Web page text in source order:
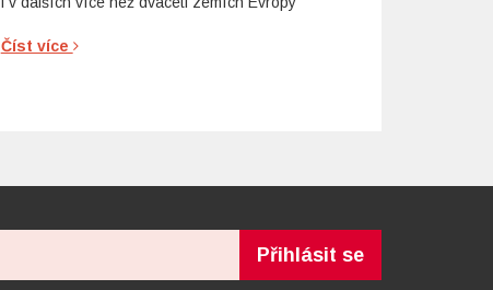
Číst více
Přihlásit se